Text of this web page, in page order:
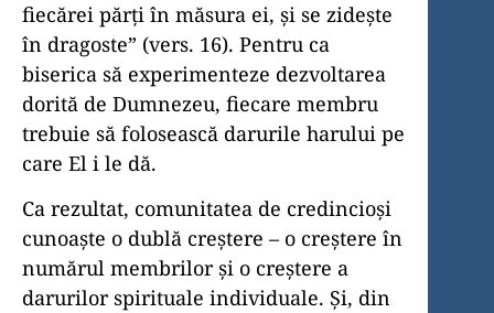
fiecărei părţi în măsura ei, şi se zideşte
în dragoste” (vers. 16). Pentru ca
biserica să experimenteze dezvoltarea
dorită de Dumnezeu, fiecare membru
trebuie să folosească darurile harului pe
care El i le dă.
Ca rezultat, comunitatea de credincioşi
cunoaşte o dublă creştere – o creştere în
numărul membrilor şi o creştere a
darurilor spirituale individuale. Şi, din